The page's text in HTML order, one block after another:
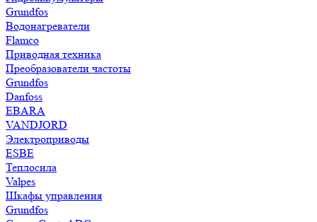
Grundfos
Водонагреватели
Flamco
Приводная техника
Преобразователи частоты
Grundfos
Danfoss
EBARA
VANDJORD
Электроприводы
ESBE
Теплосила
Valpes
Шкафы управления
Grundfos